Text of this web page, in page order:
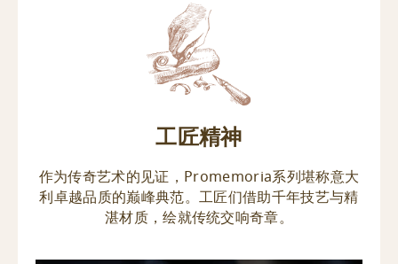
工匠精神
作为传奇艺术的见证，Promemoria系列堪称意大
利卓越品质的巅峰典范。工匠们借助千年技艺与精
湛材质，绘就传统交响奇章。